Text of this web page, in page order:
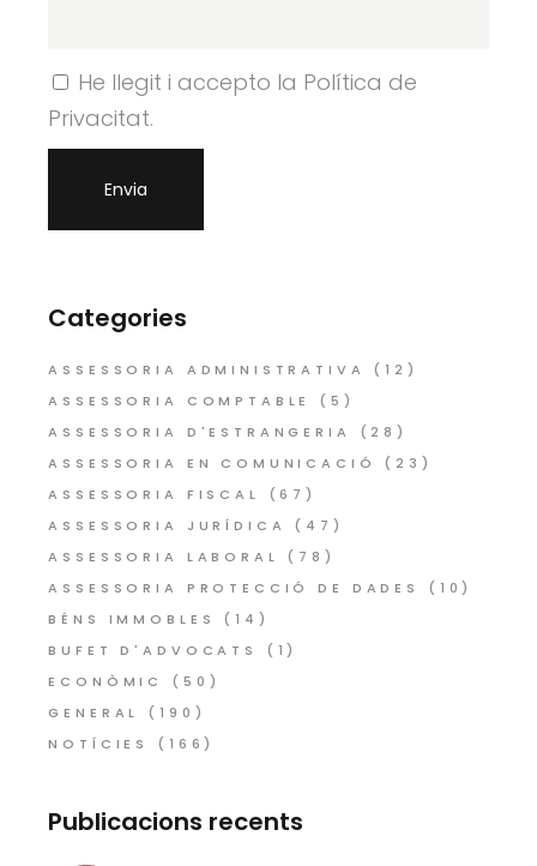
He llegit i accepto la Política de
Privacitat.
Categories
ASSESSORIA ADMINISTRATIVA
(12)
ASSESSORIA COMPTABLE
(5)
ASSESSORIA D'ESTRANGERIA
(28)
ASSESSORIA EN COMUNICACIÓ
(23)
ASSESSORIA FISCAL
(67)
ASSESSORIA JURÍDICA
(47)
ASSESSORIA LABORAL
(78)
ASSESSORIA PROTECCIÓ DE DADES
(10)
BÉNS IMMOBLES
(14)
BUFET D'ADVOCATS
(1)
ECONÒMIC
(50)
GENERAL
(190)
NOTÍCIES
(166)
Publicacions recents